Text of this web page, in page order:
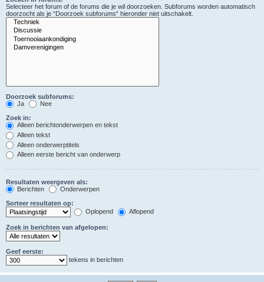
Selecteer het forum of de forums die je wil doorzoeken. Subforums worden automatisch
doorzocht als je “Doorzoek subforums“ hieronder niet uitschakelt.
Doorzoek subforums:
Ja
Nee
Zoek in:
Alleen berichtonderwerpen en tekst
Alleen tekst
Alleen onderwerptitels
Alleen eerste bericht van onderwerp
Resultaten weergeven als:
Berichten
Onderwerpen
Sorteer resultaten op:
Oplopend
Aflopend
Zoek in berichten van afgelopen:
Geef eerste:
tekens in berichten